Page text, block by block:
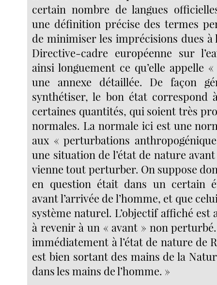
certain nombre de langues
une définition précise des termes
de minimiser les imprécisions dues
Directive-cadre européenne sur
ainsi longuement ce qu’elle appelle
une annexe détaillée. De façon
synthétiser, le bon état correspond
certaines quantités, qui soient très
normales. La normale ici est une
aux « perturbations
une situation de l’état de nature
vienne tout perturber. On suppose
en question était dans un certain
avant l’arrivée de l’homme, et que
système naturel. L’objectif affiché est
à revenir à un « avant » non
immédiatement à l’état de nature de
est bien sortant des mains de la
dans les mains de l’homme. »